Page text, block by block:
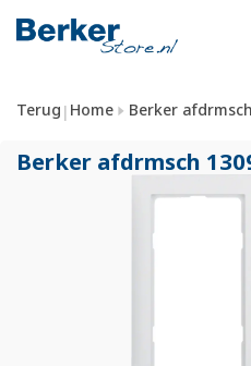
Terug | Home Berker
Berker afdrmsch